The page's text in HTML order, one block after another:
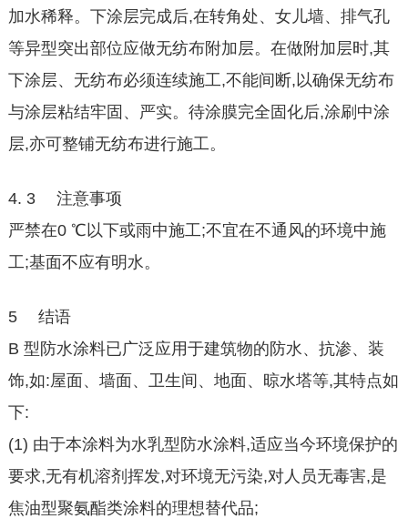
加水稀释。下涂层完成后,在转角处、女儿墙、排气孔
等异型突出部位应做无纺布附加层。在做附加层时,其
下涂层、无纺布必须连续施工,不能间断,以确保无纺布
与涂层粘结牢固、严实。待涂膜完全固化后,涂刷中涂
层,亦可整铺无纺布进行施工。
4. 3 注意事项
严禁在0 ℃以下或雨中施工;不宜在不通风的环境中施
工;基面不应有明水。
5 结语
B 型防水涂料已广泛应用于建筑物的防水、抗渗、装
饰,如:屋面、墙面、卫生间、地面、晾水塔等,其特点如
下:
(1) 由于本涂料为水乳型防水涂料,适应当今环境保护的
要求,无有机溶剂挥发,对环境无污染,对人员无毒害,是
焦油型聚氨酯类涂料的理想替代品;